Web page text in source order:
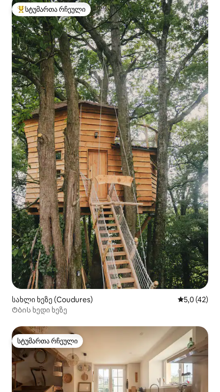
სტუმართა რჩეული მოწინავე ვარიანტი
სტუმართა რჩეული
სახლი ხეზე (Coudures) საშუალო
5,0 (42)
Ტბის ხედი ხეზე
სტუმართა რჩეული
სტუმართა რჩეული